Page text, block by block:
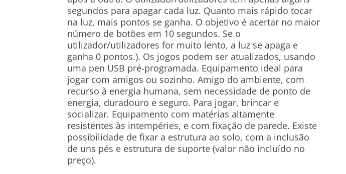
segundos para apagar cada luz. Quanto mais rápido tocar
na luz, mais pontos se ganha. O objetivo é acertar no maior
número de botões em 10 segundos. Se o
utilizador/utilizadores for muito lento, a luz se apaga e
ganha 0 pontos.). Os jogos podem ser atualizados, usando
uma pen USB pré-programada. Equipamento ideal para
jogar com amigos ou sozinho. Amigo do ambiente, com
recurso à energia humana, sem necessidade de ponto de
energia, duradouro e seguro. Para jogar, brincar e
socializar. Equipamento com matérias altamente
resistentes às intempéries, e com fixação de parede. Existe
possibilidade de fixar a estrutura ao solo, com a inclusão
de uns pés e estrutura de suporte (valor não incluído no
preço).